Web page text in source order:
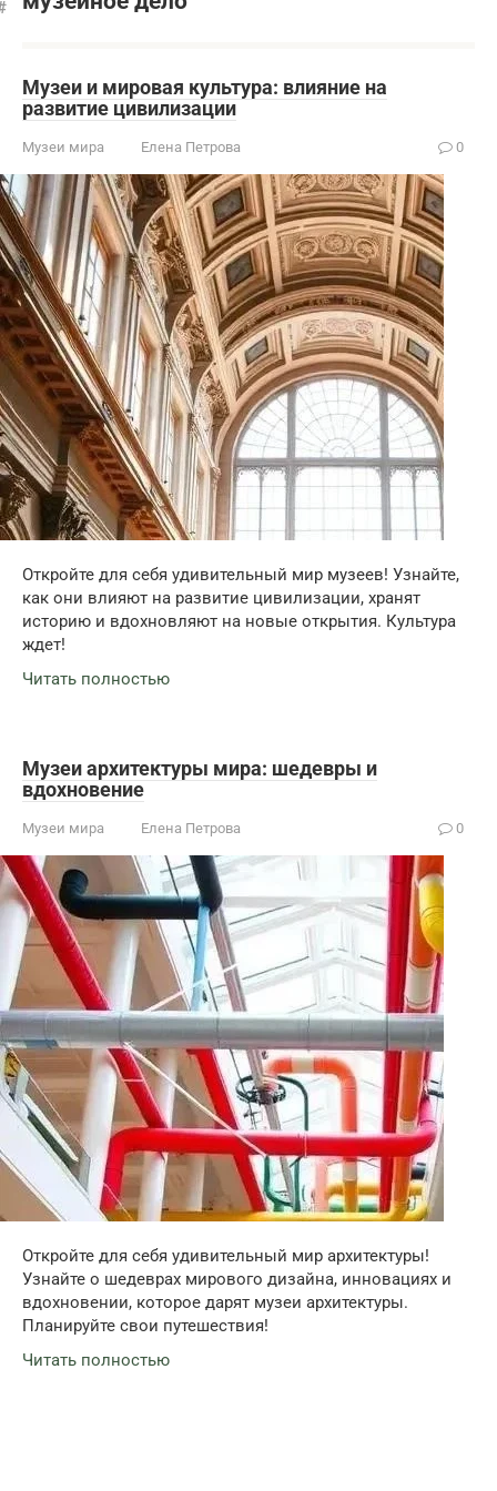
Музеи и мировая культура: влияние на
развитие цивилизации
Музеи мира Елена Петрова 0
Откройте для себя удивительный мир музеев! Узнайте,
как они влияют на развитие цивилизации, хранят
историю и вдохновляют на новые открытия. Культура
ждет!
Читать полностью
Музеи архитектуры мира: шедевры и
вдохновение
Музеи мира Елена Петрова 0
Откройте для себя удивительный мир архитектуры!
Узнайте о шедеврах мирового дизайна, инновациях и
вдохновении, которое дарят музеи архитектуры.
Планируйте свои путешествия!
Читать полностью